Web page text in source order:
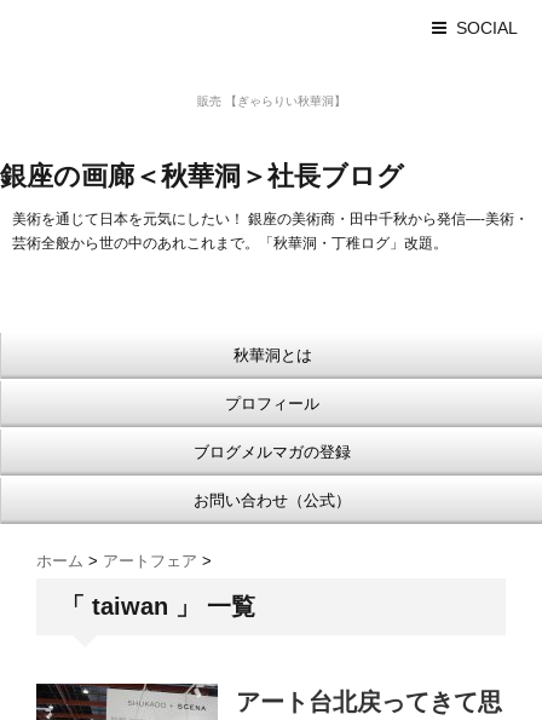
SOCIAL
販売 【ぎゃらりい秋華洞】
銀座の画廊＜秋華洞＞社長ブログ
美術を通じて日本を元気にしたい！ 銀座の美術商・田中千秋から発信—-美術・
芸術全般から世の中のあれこれまで。「秋華洞・丁稚ログ」改題。
秋華洞とは
プロフィール
ブログメルマガの登録
お問い合わせ（公式）
ホーム > アートフェア >
「 taiwan 」 一覧
アート台北戻ってきて思